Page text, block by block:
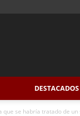
DESTACADOS
que se habría tratado de un